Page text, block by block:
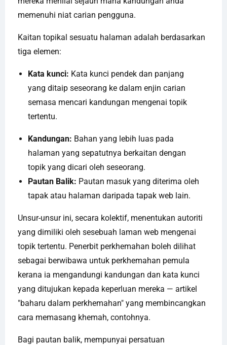
memenuhi niat carian pengguna.
Kaitan topikal sesuatu halaman adalah berdasarkan
tiga elemen:
Kata kunci: Kata kunci pendek dan panjang
yang ditaip seseorang ke dalam enjin carian
semasa mencari kandungan mengenai topik
tertentu.
Kandungan: Bahan yang lebih luas pada
halaman yang sepatutnya berkaitan dengan
topik yang dicari oleh seseorang.
Pautan Balik: Pautan masuk yang diterima oleh
tapak atau halaman daripada tapak web lain.
Unsur-unsur ini, secara kolektif, menentukan autoriti
yang dimiliki oleh sesebuah laman web mengenai
topik tertentu. Penerbit perkhemahan boleh dilihat
sebagai berwibawa untuk perkhemahan pemula
kerana ia mengandungi kandungan dan kata kunci
yang ditujukan kepada keperluan mereka — artikel
"baharu dalam perkhemahan" yang membincangkan
cara memasang khemah, contohnya.
Bagi pautan balik, mempunyai persatuan